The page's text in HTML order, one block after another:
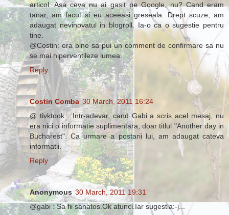
articol. Asa ceva nu ai gasit pe Google, nu? Cand eram
tanar, am facut si eu aceeasi greseala. Drept scuze, am
adaugat nevinovatul in blogroll. Ia-o ca o sugestie pentru
tine.
@Costin: era bine sa pui un comment de confirmare sa nu
se mai hiperventileze lumea.
Reply
Costin Comba 30 March, 2011 16:24
@ tivktook : Intr-adevar, cand Gabi a scris acel mesaj, nu
era nici o informatie suplimentara, doar titlul "Another day in
Bucharest". Ca urmare a postarii lui, am adaugat cateva
informatii.
Reply
Anonymous 30 March, 2011 19:31
@gabi : Sa fii sanatos.Ok atunci.Iar sugestia:-j...